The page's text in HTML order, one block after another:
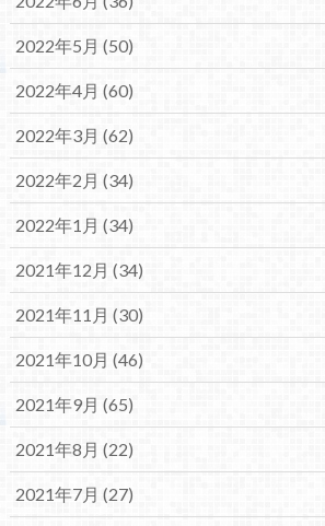
2022年5月 (50)
2022年4月 (60)
2022年3月 (62)
2022年2月 (34)
2022年1月 (34)
2021年12月 (34)
2021年11月 (30)
2021年10月 (46)
2021年9月 (65)
2021年8月 (22)
2021年7月 (27)